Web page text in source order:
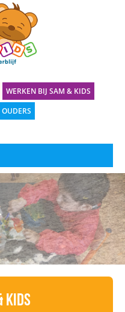
WERKEN BIJ SAM & KIDS
Kids